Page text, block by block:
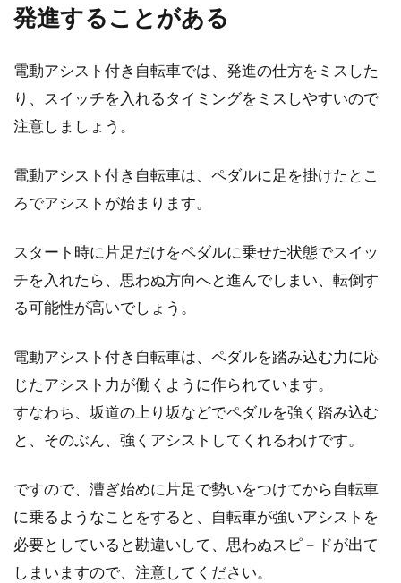
自転車の盗難、警察への届け出とそ
を、あれこれサクッと調査隊。今回は自転車の
自転車のペダルからの異音、どんな
トラブル？原因と対処法
自転車のパーツで重要なものの一つにペダルが
あります。私たちの身体と自転車が触れている
ロードバイクの後ろホイールから出
るラチェット音とは？
ロードバイクやその他の自転車に乗って坂道を
下っているときなどに、後ろのほうから「カチ
カチ。。。」と音...
発進することがある
電動アシスト付き自転車では、発進の仕方をミスした
り、スイッチを入れるタイミングをミスしやすいので
注意しましょう。
電動アシスト付き自転車は、ペダルに足を掛けたとこ
ろでアシストが始まります。
スタート時に片足だけをペダルに乗せた状態でスイッ
チを入れたら、思わぬ方向へと進んでしまい、転倒す
る可能性が高いでしょう。
電動アシスト付き自転車は、ペダルを踏み込む力に応
じたアシスト力が働くように作られています。
すなわち、坂道の上り坂などでペダルを強く踏み込む
と、そのぶん、強くアシストしてくれるわけです。
ですので、漕ぎ始めに片足で勢いをつけてから自転車
に乗るようなことをすると、自転車が強いアシストを
必要としていると勘違いして、思わぬスピ－ドが出て
しまいますので、注意してください。